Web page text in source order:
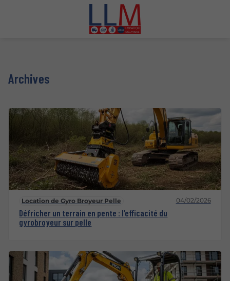
Archives
Location de Gyro Broyeur Pelle 04/02/2026
Défricher un terrain en pente : l’efficacité du
gyrobroyeur sur pelle